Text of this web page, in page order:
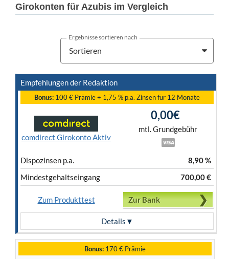
Girokonten für Azubis im Vergleich
Ergebnisse sortieren nach
comdirect Girokonto Aktiv
0,00€
mtl. Grundgebühr
Dispo­zinsen p.a.
8,90 %
Mindest­gehalts­eingang
700,00 €
Bonus: 100 € Prämie + 1,75 % p.a. Zinsen für 12 Monate
Zum Produkttest
Details
Zur Bank
Bonus: 170 € Prämie